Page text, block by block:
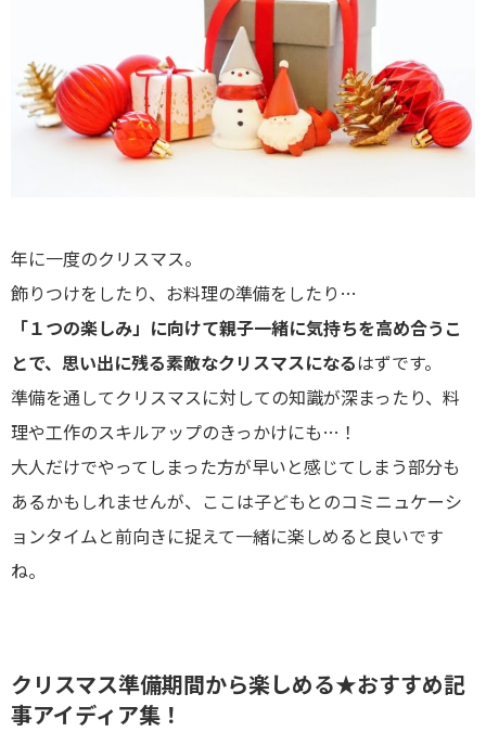
年に一度のクリスマス。
飾りつけをしたり、お料理の準備をしたり…
「１つの楽しみ」に向けて親子一緒に気持ちを高め合うこ
とで、思い出に残る素敵なクリスマスになるはずです。
準備を通してクリスマスに対しての知識が深まったり、料
理や工作のスキルアップのきっかけにも…！
大人だけでやってしまった方が早いと感じてしまう部分も
あるかもしれませんが、ここは子どもとのコミニュケーシ
ョンタイムと前向きに捉えて一緒に楽しめると良いです
ね。
クリスマス準備期間から楽しめる★おすすめ記
事アイディア集！